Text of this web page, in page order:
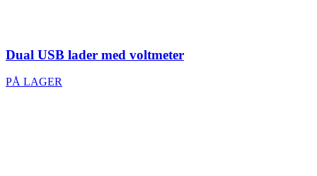
Dual USB lader med voltmeter
PÅ LAGER